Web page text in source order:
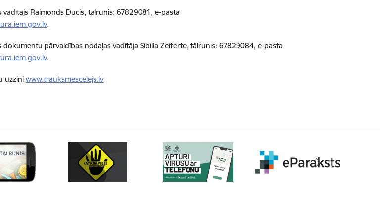
vadītājs Raimonds Dūcis, tālrunis: 67829081, e-pasta
.
dokumentu pārvaldības nodaļas vadītāja Sibilla Zeiferte, tālrunis: 67829084, e-pasta
.
uzziniwww.trauksmescelejs.lv